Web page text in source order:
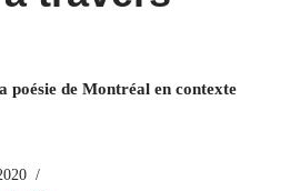
poésie de Montréal en contexte